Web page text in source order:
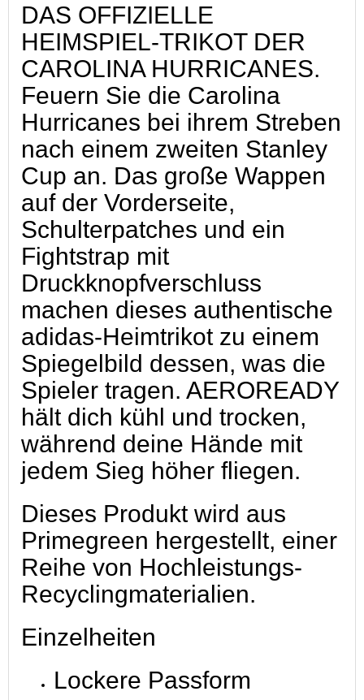
DAS OFFIZIELLE
HEIMSPIEL-TRIKOT DER
CAROLINA HURRICANES.
Feuern Sie die Carolina
Hurricanes bei ihrem Streben
nach einem zweiten Stanley
Cup an. Das große Wappen
auf der Vorderseite,
Schulterpatches und ein
Fightstrap mit
Druckknopfverschluss
machen dieses authentische
adidas-Heimtrikot zu einem
Spiegelbild dessen, was die
Spieler tragen. AEROREADY
hält dich kühl und trocken,
während deine Hände mit
jedem Sieg höher fliegen.
Dieses Produkt wird aus
Primegreen hergestellt, einer
Reihe von Hochleistungs-
Recyclingmaterialien.
Einzelheiten
Lockere Passform